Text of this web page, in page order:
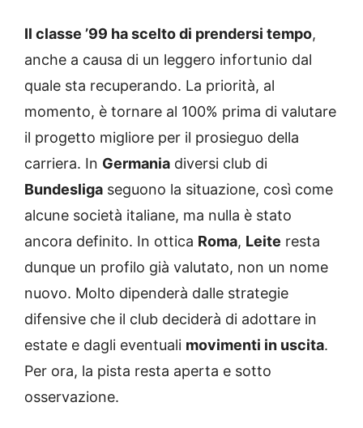
Il classe ’99 ha scelto di prendersi tempo,
anche a causa di un leggero infortunio dal
quale sta recuperando. La priorità, al
momento, è tornare al 100% prima di valutare
il progetto migliore per il prosieguo della
carriera. In Germania diversi club di
Bundesliga seguono la situazione, così come
alcune società italiane, ma nulla è stato
ancora definito. In ottica Roma, Leite resta
dunque un profilo già valutato, non un nome
nuovo. Molto dipenderà dalle strategie
difensive che il club deciderà di adottare in
estate e dagli eventuali movimenti in uscita.
Per ora, la pista resta aperta e sotto
osservazione.